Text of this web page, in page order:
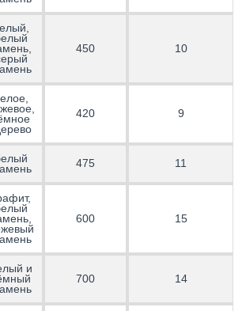
450 10
420 9
475 11
600 15
и
700 14